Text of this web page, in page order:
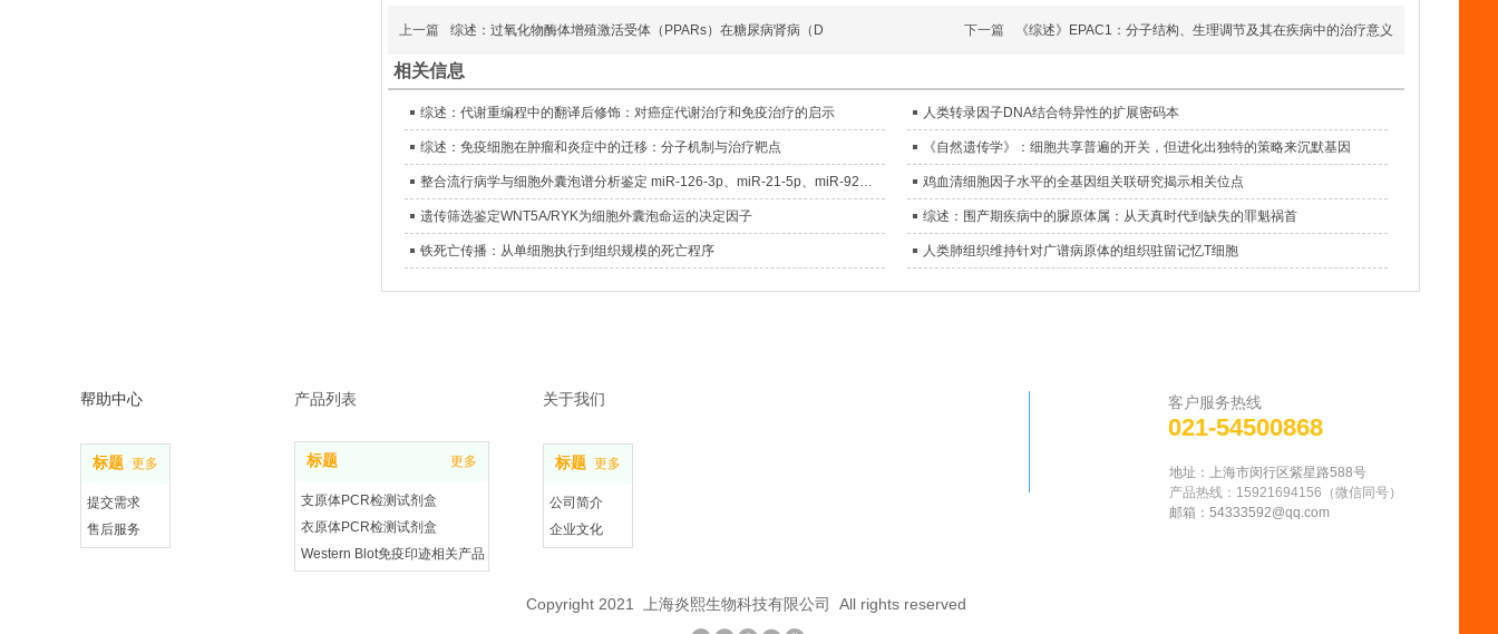
上一篇 综述：过氧化物酶体增殖激活受体（PPARs）在糖尿病肾病（D 下一篇 《综述》EPAC1：分子结构、生理调节及其在疾病中的治疗意义
相关信息
综述：代谢重编程中的翻译后修饰：对癌症代谢治疗和免疫治疗的启示 人类转录因子DNA结合特异性的扩展密码本
综述：免疫细胞在肿瘤和炎症中的迁移：分子机制与治疗靶点 《自然遗传学》：细胞共享普遍的开关，但进化出独特的策略来沉默基因
整合流行病学与细胞外囊泡谱分析鉴定 miR-126-3p、miR-21-5p、miR-92a-3p 及 SNAIL 作为内皮功能障碍与心脏代谢风险的候选生物标志物 鸡血清细胞因子水平的全基因组关联研究揭示相关位点
遗传筛选鉴定WNT5A/RYK为细胞外囊泡命运的决定因子 综述：围产期疾病中的脲原体属：从天真时代到缺失的罪魁祸首
铁死亡传播：从单细胞执行到组织规模的死亡程序 人类肺组织维持针对广谱病原体的组织驻留记忆T细胞
标题 更多
提交需求
售后服务
标题 更多
支原体PCR检测试剂盒
衣原体PCR检测试剂盒
Western Blot免疫印迹相关产品
标题 更多
公司简介
企业文化
帮助中心 产品列表 关于我们 客户服务热线
地址：上海市闵行区紫星路588号
产品热线：15921694156 （微信同号）
邮箱： 54333592@qq.com
021-54500868
Copyright 2021 上海炎熙生物科技有限公司 All rights reserved